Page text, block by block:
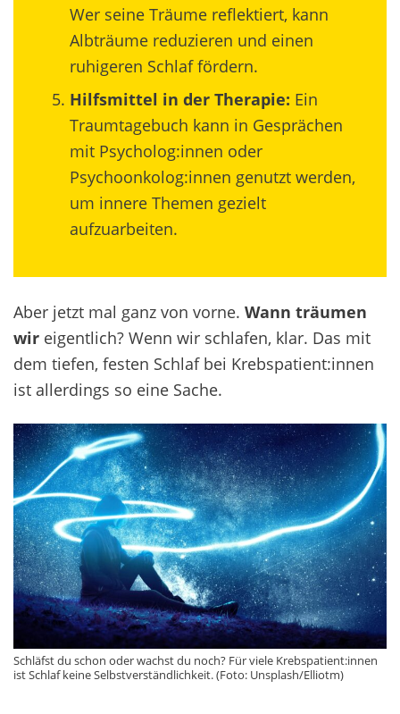
Wer seine Träume reflektiert, kann
Albträume reduzieren und einen
ruhigeren Schlaf fördern.
Hilfsmittel in der Therapie: Ein
Traumtagebuch kann in Gesprächen
mit Psycholog:innen oder
Psychoonkolog:innen genutzt werden,
um innere Themen gezielt
aufzuarbeiten.
Aber jetzt mal ganz von vorne. Wann träumen
wir eigentlich? Wenn wir schlafen, klar. Das mit
dem tiefen, festen Schlaf bei Krebspatient:innen
ist allerdings so eine Sache.
Schläfst du schon oder wachst du noch? Für viele Krebspatient:innen
ist Schlaf keine Selbstverständlichkeit. (Foto: Unsplash/Elliotm)